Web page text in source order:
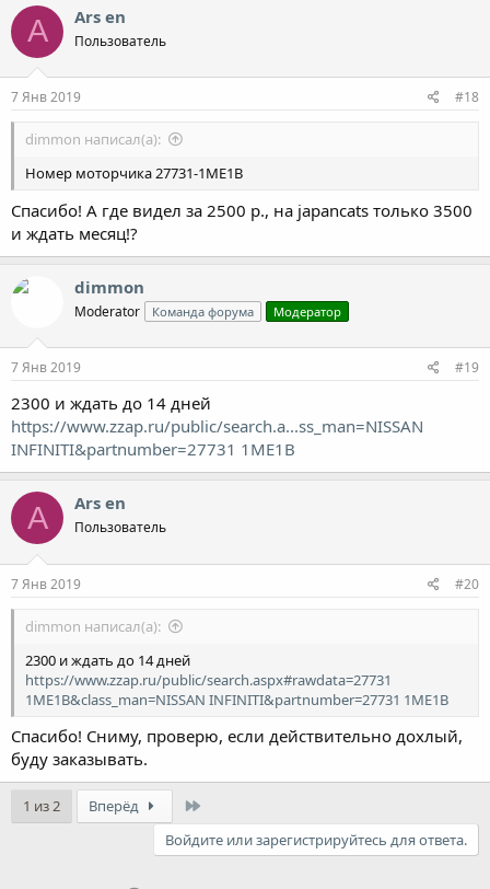
A Ars en
Пользователь
7 Янв 2019 #18
dimmon написал(а):
Номер моторчика 27731-1ME1B
Спасибо! А где видел за 2500 р., на japancats только 3500
и ждать месяц!?
dimmon
Moderator Команда форума Модератор
7 Янв 2019 #19
2300 и ждать до 14 дней
https://www.zzap.ru/public/search.a...ss_man=NISSAN
INFINITI&partnumber=27731 1ME1B
A Ars en
Пользователь
7 Янв 2019 #20
dimmon написал(а):
2300 и ждать до 14 дней
https://www.zzap.ru/public/search.aspx#rawdata=27731
1ME1B&class_man=NISSAN INFINITI&partnumber=27731 1ME1B
Спасибо! Сниму, проверю, если действительно дохлый,
буду заказывать.
1 из 2 Вперёд
Войдите или зарегистрируйтесь для ответа.